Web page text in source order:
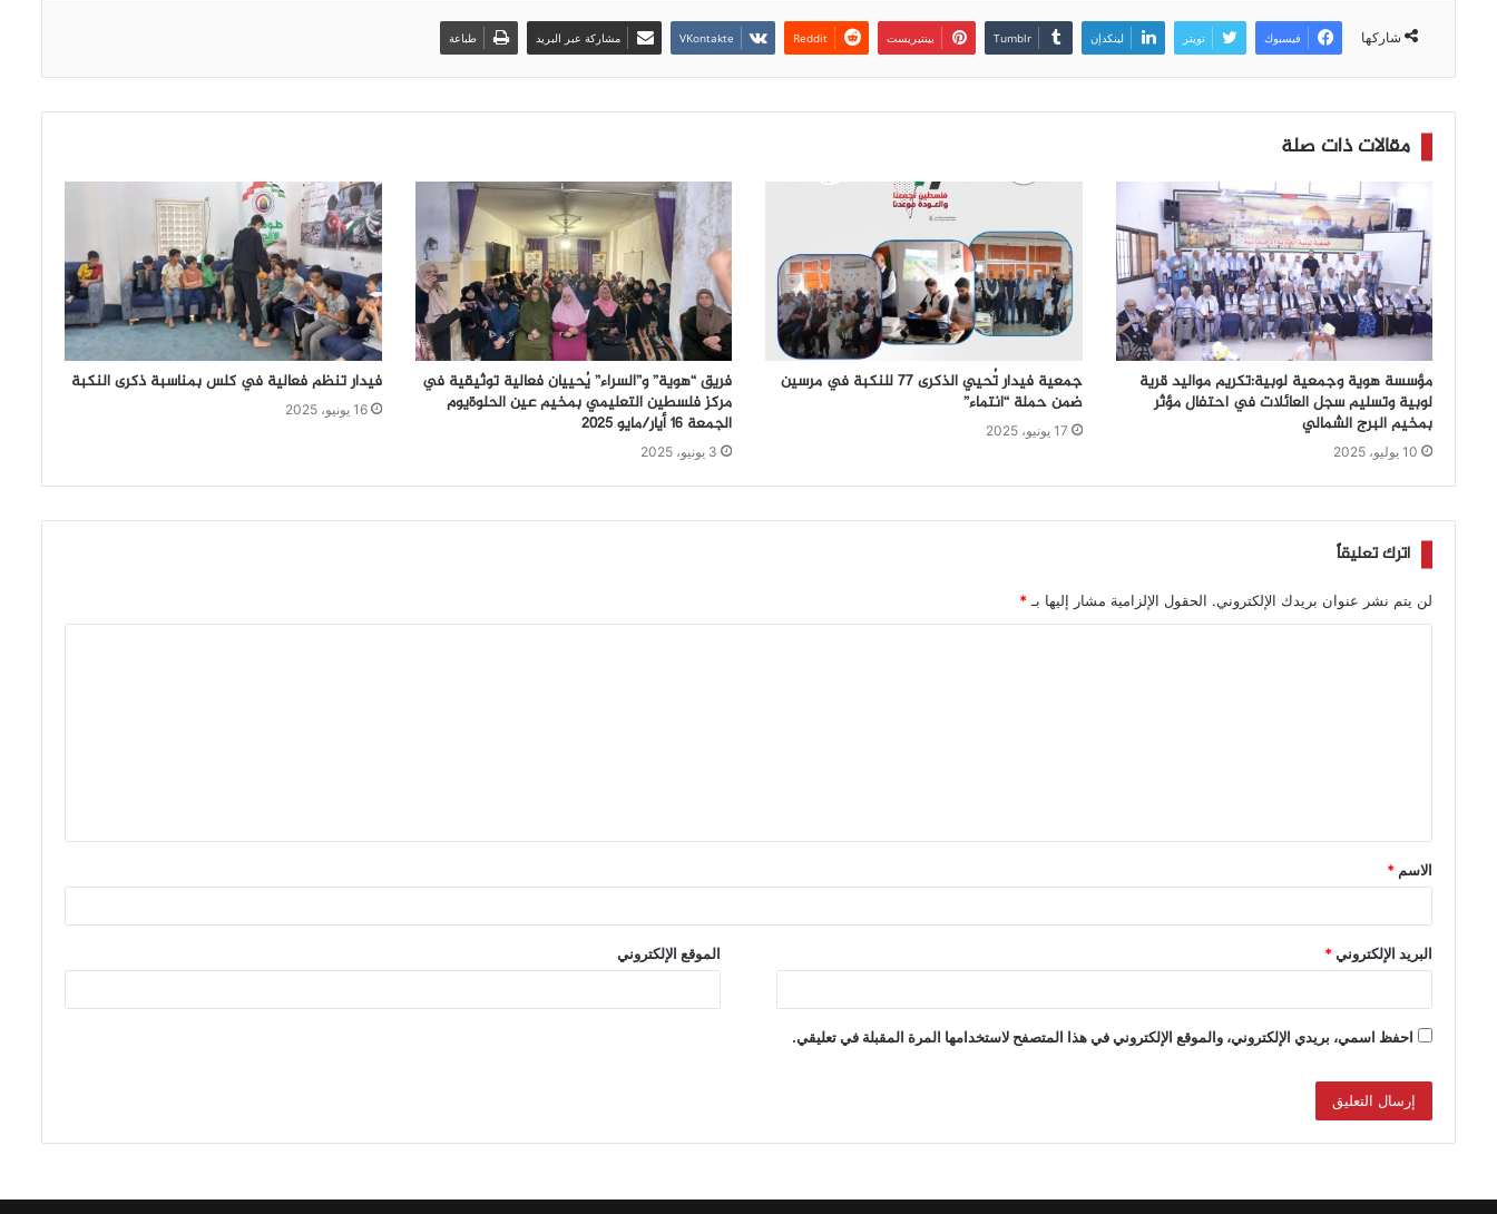
شاركها فيسبوك تويتر لينكدإن بينتيريست مشاركة عبر البريد طباعة
مقالات ذات صلة
مؤسسة هوية وجمعية لوبية:تكريم مواليد قرية
لوبية وتسليم سجل العائلات في احتفال مؤثر
بمخيم البرج الشمالي
10 يوليو، 2025
جمعية فيدار تُحيي الذكرى 77 للنكبة في مرسين
ضمن حملة “انتماء”
17 يونيو، 2025
فريق “هوية” و”السراء” يُحييان فعالية توثيقية في
مركز فلسطين التعليمي بمخيم عين الحلوةيوم
الجمعة 16 أيار/مايو 2025
3 يونيو، 2025
فيدار تنظم فعالية في كلس بمناسبة ذكرى النكبة
16 يونيو، 2025
اترك تعليقاً
لن يتم نشر عنوان بريدك الإلكتروني. الحقول الإلزامية مشار إليها بـ *
الاسم *
البريد الإلكتروني* الموقع الإلكتروني
احفظ اسمي، بريدي الإلكتروني، والموقع الإلكتروني في هذا المتصفح لاستخدامها المرة المقبلة في تعليقي.